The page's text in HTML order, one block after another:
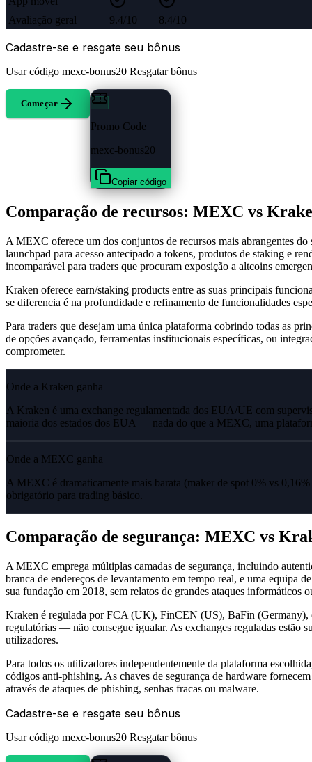
Avaliação geral
9.4/10 8.4/10
Cadastre-se e resgate seu bônus
Usar código mexc-bonus20 Resgatar bônus
Começar
Promo Code
mexc-bonus20
Copiar código
Comparação de recursos: MEXC vs
A MEXC oferece um dos conjuntos de recursos mais abrangentes
launchpad para acesso antecipado a tokens, produtos de staking e
incomparável para traders que procuram exposição a altcoins
Kraken oferece earn/staking products entre as suas principais
se diferencia é na profundidade e refinamento de funcionalidades
Para traders que desejam uma única plataforma cobrindo todas as
de opções avançado, ferramentas institucionais específicas, ou
comprometer.
Onde a Kraken ganha
A Kraken é uma exchange regulamentada dos EUA/UE com
maioria dos estados dos EUA — nada do que a MEXC, uma
Onde a MEXC ganha
A MEXC é dramaticamente mais barata (maker de spot 0% vs
obrigatório para trading básico.
Comparação de segurança: MEXC vs
A MEXC emprega múltiplas camadas de segurança, incluindo
branca de endereços de levantamento em tempo real, e uma equipa
sua fundação em 2018, sem relatos de grandes ataques informáticos
Kraken é regulada por FCA (UK), FinCEN (US), BaFin (Germany),
regulatórias — não consegue igualar. As exchanges reguladas estão
utilizadores.
Para todos os utilizadores independentemente da plataforma
códigos anti-phishing. As chaves de segurança de hardware
através de ataques de phishing, senhas fracas ou malware.
Cadastre-se e resgate seu bônus
Usar código mexc-bonus20 Resgatar bônus